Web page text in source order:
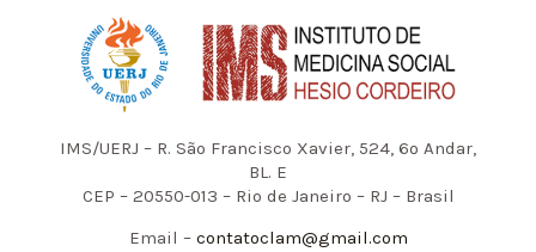
IMS/UERJ – R. São Francisco Xavier, 524, 6º Andar,
BL. E
CEP – 20550-013 – Rio de Janeiro – RJ – Brasil
Email –contatoclam@gmail.com